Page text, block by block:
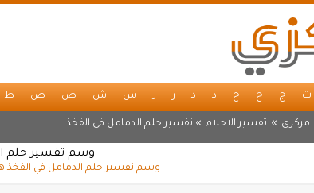
ث ج ح خ د ذ ر ز س ش ص ض ط
مركزي » تفسير الاحلام » تفسير حلم الدمامل في الفخذ
وسم تفسير حلم
وسم تفسير حلم الدمامل في الفخذ